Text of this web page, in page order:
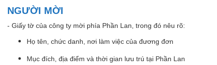
NGƯỜI MỜI
- Giấy tờ của công ty mời phía Phần Lan, trong đó nêu rõ:
Họ tên, chức danh, nơi làm việc của đương đơn
Mục đích, địa điểm và thời gian lưu trú tại Phần Lan